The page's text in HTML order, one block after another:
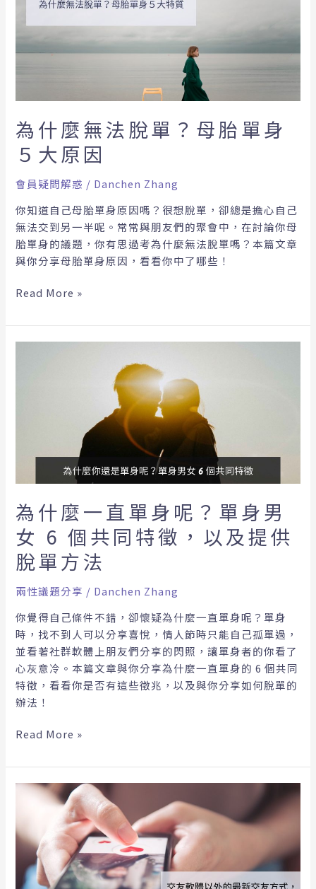
為什麼無法脫單？母胎單身
５大原因
會員疑問解惑 / Danchen Zhang
你知道自己母胎單身原因嗎？很想脫單，卻總是擔心自己
無法交到另一半呢。常常與朋友們的聚會中，在討論你母
胎單身的議題，你有思過考為什麼無法脫單嗎？本篇文章
與你分享母胎單身原因，看看你中了哪些！
法
脫
胎
單
身
５
原
因
Read More »
為什麼一直單身呢？單身男
女 6 個共同特徵，以及提供
脫單方法
兩性議題分享 / Danchen Zhang
你覺得自己條件不錯，卻懷疑為什麼一直單身呢？單身
時，找不到人可以分享喜悅，情人節時只能自己孤單過，
並看著社群軟體上朋友們分享的閃照，讓單身者的你看了
心灰意冷。本篇文章與你分享為什麼一直單身的 6 個共同
特徵，看看你是否有這些徵兆，以及與你分享如何脫單的
辦法！
單
身
男
女
6
個
共
特
徵，
以
及
提
供
單
Read More »
交
軟
體
以
外